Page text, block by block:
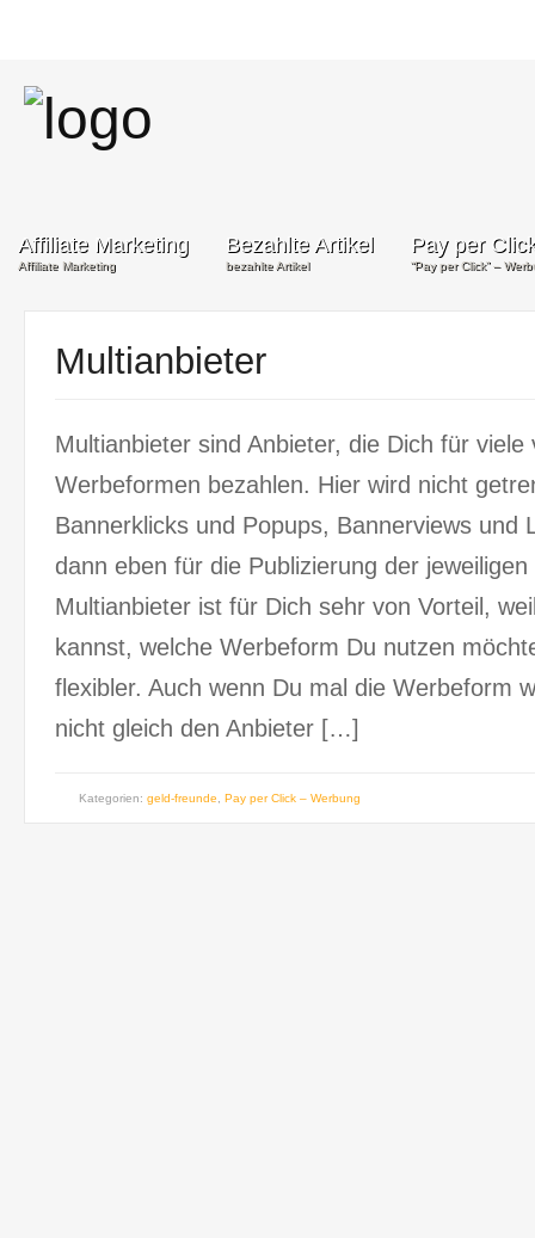
Affiliate Marketing
Affiliate Marketing
Bezahlte Artikel
bezahlte Artikel
Pay per
“Pay per Click” –
Multianbieter
Multianbieter sind Anbieter, die Dich für viele
Werbeformen bezahlen. Hier wird nicht
Bannerklicks und Popups, Bannerviews und
dann eben für die Publizierung der
Multianbieter ist für Dich sehr von Vorteil,
kannst, welche Werbeform Du nutzen
flexibler. Auch wenn Du mal die Werbeform
nicht gleich den Anbieter […]
Kategorien: geld-freunde Pay per Click – Werbung